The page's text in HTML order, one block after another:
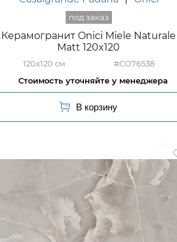
Керамогранит Onici Miele Naturale
Matt 120x120
120x120 #CO76538